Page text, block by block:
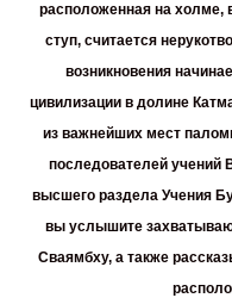
расположенная на холме,
ступ, считается
возникновения
цивилизации в долине
из важнейших мест
последователей
высшего раздела Учения
вы услышите
Сваямбху, а также